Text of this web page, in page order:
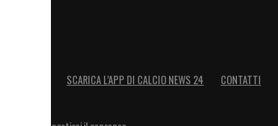
SCARICA L’APP DI CALCIO NEWS 24 CONTATTI